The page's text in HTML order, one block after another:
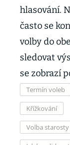
hlasování.
často se
volby do
sledovat
se zobrazí
Termín voleb
Křížkování
Volba